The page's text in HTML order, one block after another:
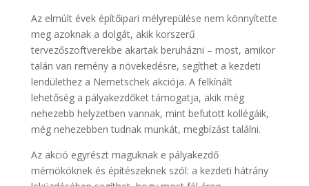
Az elmúlt évek építőipari mélyrepülése nem könnyítette
meg azoknak a dolgát, akik korszerű
tervezőszoftverekbe akartak beruházni – most, amikor
talán van remény a növekedésre, segíthet a kezdeti
lendülethez a Nemetschek akciója. A felkínált
lehetőség a pályakezdőket támogatja, akik még
nehezebb helyzetben vannak, mint befutott kollégáik,
még nehezebben tudnak munkát, megbízást találni.
Az akció egyrészt maguknak e pályakezdő
mérnököknek és építészeknek szól: a kezdeti hátrány